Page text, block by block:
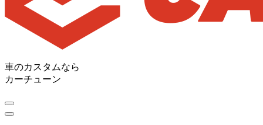
車のカスタムなら
カーチューン